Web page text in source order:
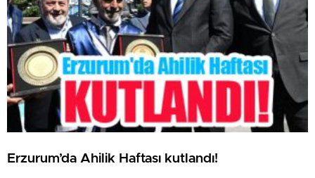
Erzurum’da Ahilik Haftası kutlandı!